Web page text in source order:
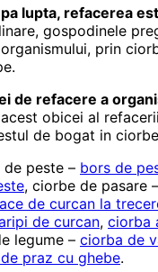
lupta, refacerea
gospodinele
prin
de refacere a
obicei al
de bogat in
peste – bors de
, ciorbe de pasare –
de curcan la
de curcan, ciorba
legume – ciorba de
praz cu ghebe.